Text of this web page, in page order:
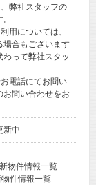
弊社スタッフの
用については、
場合もございます
って弊社スタッ
電話にてお問い
問い合わせをお
新中
物件情報一覧
件情報一覧